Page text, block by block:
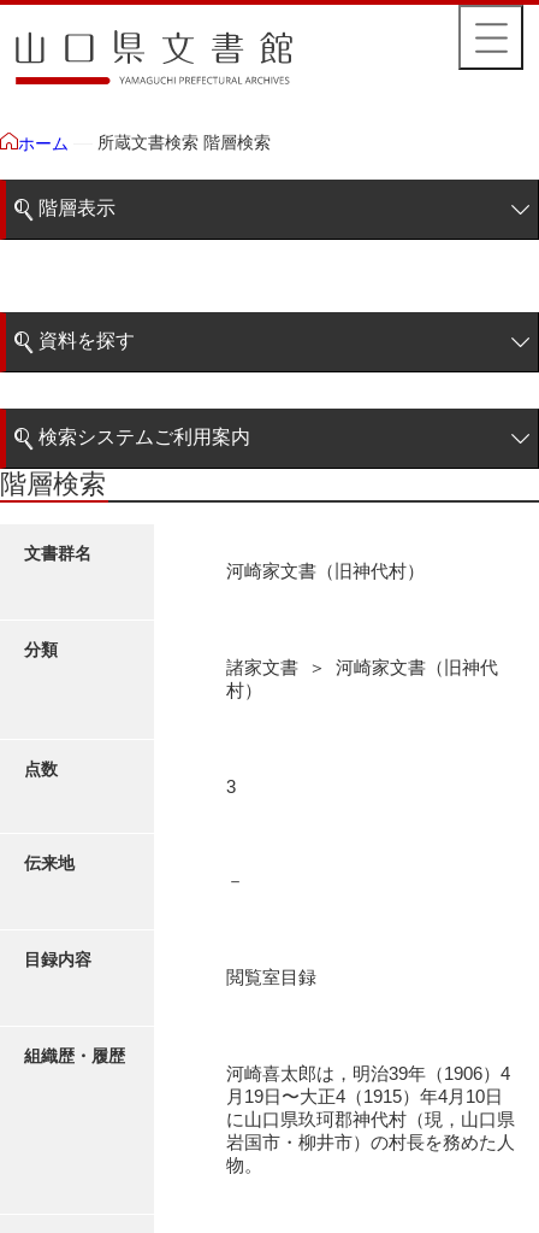
ホーム 所蔵文書検索 階層検索
階層表示
藩政文書
特定歴史公文書
諸家文書
阿武家文書（山口市）
阿武家文書（美祢市）
資料を探す
階層検索
検索システムご利用案内
検索システムの利用について
更新履歴
階層検索
文書群名
河崎家文書（旧神代村）
分類
諸家文書 ＞ 河崎家文書（旧神代
村）
点数
3
伝来地
－
目録内容
閲覧室目録
組織歴・履歴
河崎喜太郎は，明治39年（1906）4
月19日〜大正4（1915）年4月10日
に山口県玖珂郡神代村（現，山口県
岩国市・柳井市）の村長を務めた人
物。